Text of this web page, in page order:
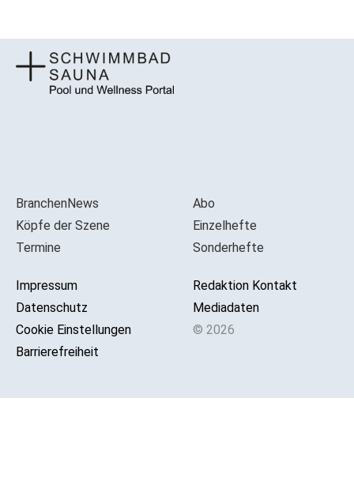
BranchenNews
Köpfe der Szene
Termine
Impressum
Datenschutz
Cookie Einstellungen
Barrierefreiheit
Abo
Einzelhefte
Sonderhefte
Redaktion Kontakt
Mediadaten
© 2026